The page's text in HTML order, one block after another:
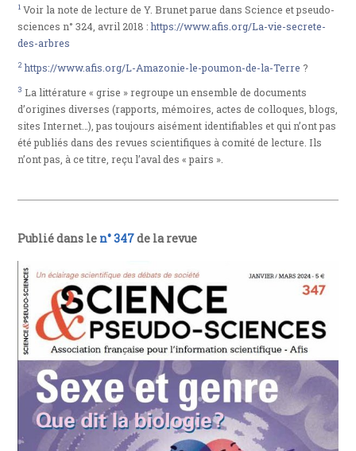
1 Voir la note de lecture de Y. Brunet parue dans Science et pseudo-
sciences n° 324, avril 2018 :https://www.afis.org/La-vie-secrete-
des-arbres
2 https://www.afis.org/L-Amazonie-le-poumon-de-la-Terre ?
3 La littérature « grise » regroupe un ensemble de documents
d’origines diverses (rapports, mémoires, actes de colloques, blogs,
sites Internet…), pas toujours aisément identifiables et qui n’ont pas
été publiés dans des revues scientifiques à comité de lecture. Ils
n’ont pas, à ce titre, reçu l’aval des « pairs ».
Publié dans le n° 347de la revue